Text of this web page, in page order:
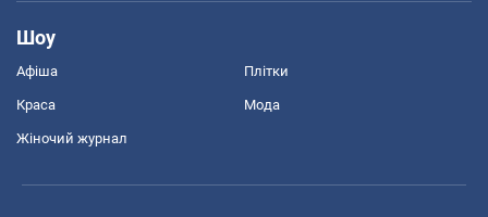
Шоу
Афіша Плітки
Краса Мода
Жіночий журнал